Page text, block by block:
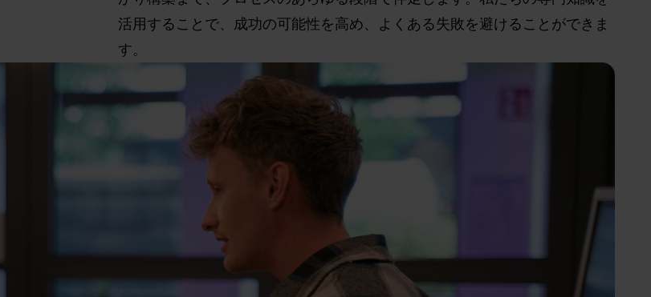
活用することで、成功の可能性を高め、よくある失敗を避けることができま
す。